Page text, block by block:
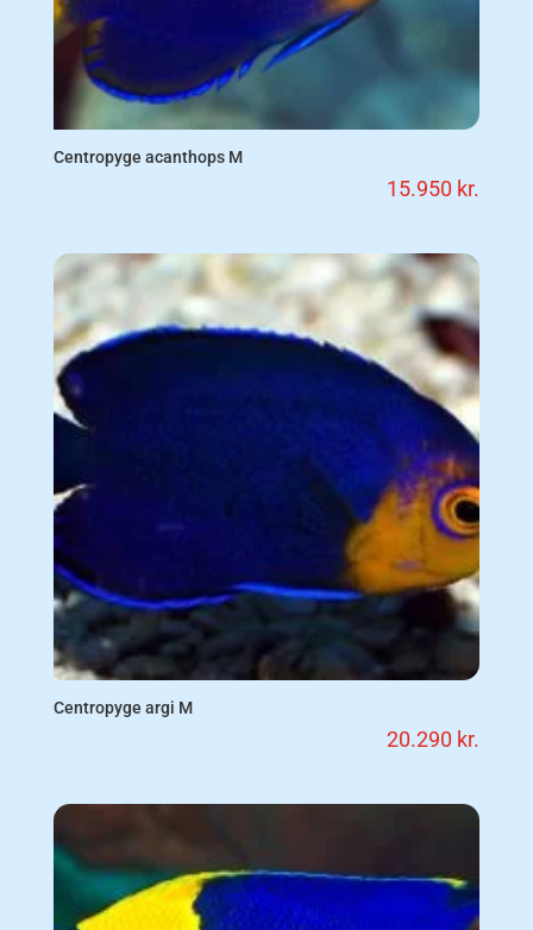
Centropyge acanthops M
15.950 kr.
Centropyge argi M
20.290 kr.